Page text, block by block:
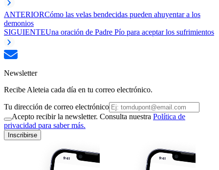
ANTERIORCómo las velas bendecidas pueden ahuyentar a los
demonios
SIGUIENTEUna oración de Padre Pío para aceptar los sufrimientos
Newsletter
Recibe Aleteia cada día en tu correo electrónico.
Tu dirección de correo electrónico
Acepto recibir la newsletter. Consulta nuestra Política de
privacidad para saber más.
Inscribirse